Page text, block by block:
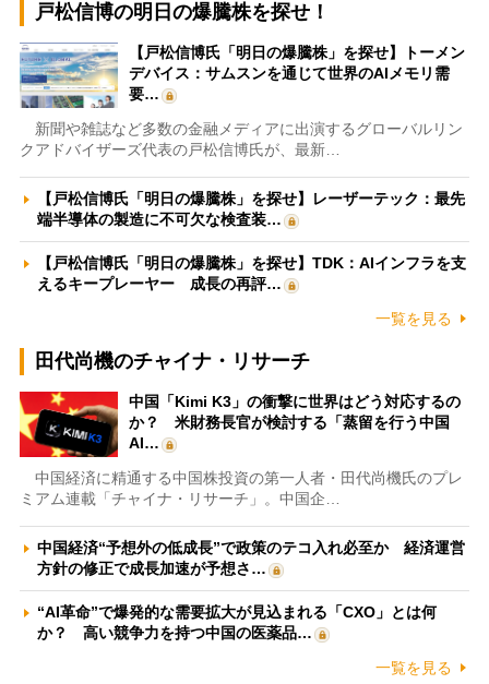
戸松信博の明日の爆騰株を探せ！
【戸松信博氏「明日の爆騰株」を探せ】トーメン
デバイス：サムスンを通じて世界のAIメモリ需
要…
新聞や雑誌など多数の金融メディアに出演するグローバルリン
クアドバイザーズ代表の戸松信博氏が、最新…
【戸松信博氏「明日の爆騰株」を探せ】レーザーテック：最先
端半導体の製造に不可欠な検査装…
【戸松信博氏「明日の爆騰株」を探せ】TDK：AIインフラを支
えるキープレーヤー 成長の再評…
一覧を見る
田代尚機のチャイナ・リサーチ
中国「Kimi K3」の衝撃に世界はどう対応するの
か？ 米財務長官が検討する「蒸留を行う中国
AI…
中国経済に精通する中国株投資の第一人者・田代尚機氏のプレ
ミアム連載「チャイナ・リサーチ」。中国企…
中国経済“予想外の低成長”で政策のテコ入れ必至か 経済運営
方針の修正で成長加速が予想さ…
“AI革命”で爆発的な需要拡大が見込まれる「CXO」とは何
か？ 高い競争力を持つ中国の医薬品…
一覧を見る